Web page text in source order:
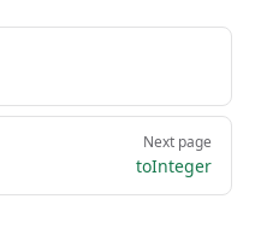
Next page
toInteger